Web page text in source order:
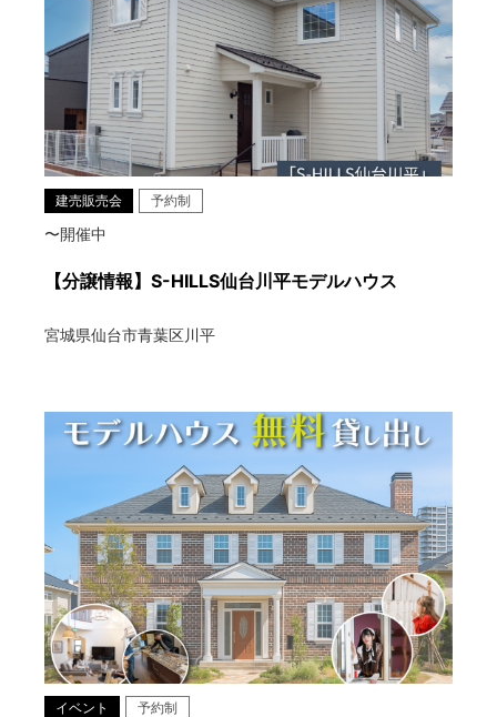
建売販売会 予約制
〜開催中
【分譲情報】S-HILLS仙台川平モデルハウス
宮城県仙台市青葉区川平
イベント 予約制